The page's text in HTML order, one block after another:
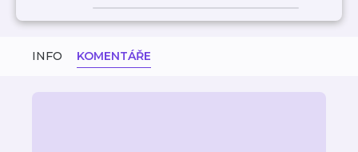
INFO KOMENTÁŘE